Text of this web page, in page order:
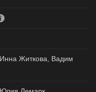
Житкова, Вадим